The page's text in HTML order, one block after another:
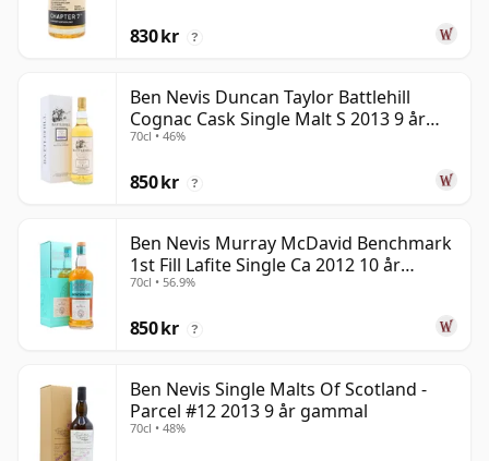
830 kr ?
Ben Nevis Duncan Taylor Battlehill
Cognac Cask Single Malt S 2013 9 år
gammal
70cl • 46%
850 kr ?
Ben Nevis Murray McDavid Benchmark
1st Fill Lafite Single Ca 2012 10 år
gammal
70cl • 56.9%
850 kr ?
Ben Nevis Single Malts Of Scotland -
Parcel #12 2013 9 år gammal
70cl • 48%